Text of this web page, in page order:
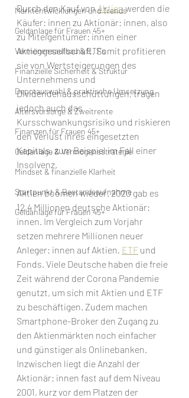
Marktentwicklungen und Trends
Geldanlage für Frauen 45+
Vermögensaufbau & ETFs
Finanzielle Sicherheit & Struktur
Depotauswahl & praktische Umsetzung
Altersvorsorge & Zweitrente
Finanzen für Frauen 45+
Geldanlage & Vermögensstrategie
Mindset & finanzielle Klarheit
Startpunkt & Bestandsaufnahme
Geldanlage für Frauen 45+
Durch den Kauf von Aktien werden die
Käufer: innen zu Aktionär: innen, also
zu Miteigentümer: innen einer
Aktiengesellschaft. Somit profitieren
sie von Wertsteigerungen des
Unternehmens und
Dividendenausschüttungen, tragen
jedoch auch das
Kursschwankungsrisiko und riskieren
den Verlust ihres eingesetzten
Kapitals, zum Beispiel im Fall einer
Insolvenz.
Aktien boomen wieder. 2020 gab es
12,4 Millionen deutsche Aktionär:
innen. Im Vergleich zum Vorjahr
setzen mehrere Millionen neuer
Anleger: innen auf Aktien, ETF und
Fonds. Viele Deutsche haben die freie
Zeit während der Corona Pandemie
genutzt, um sich mit Aktien und ETF
zu beschäftigen. Zudem machen
Smartphone-Broker den Zugang zu
den Aktienmärkten noch einfacher
und günstiger als Onlinebanken.
Inzwischen liegt die Anzahl der
Aktionär: innen fast auf dem Niveau
2001, kurz vor dem Platzen der